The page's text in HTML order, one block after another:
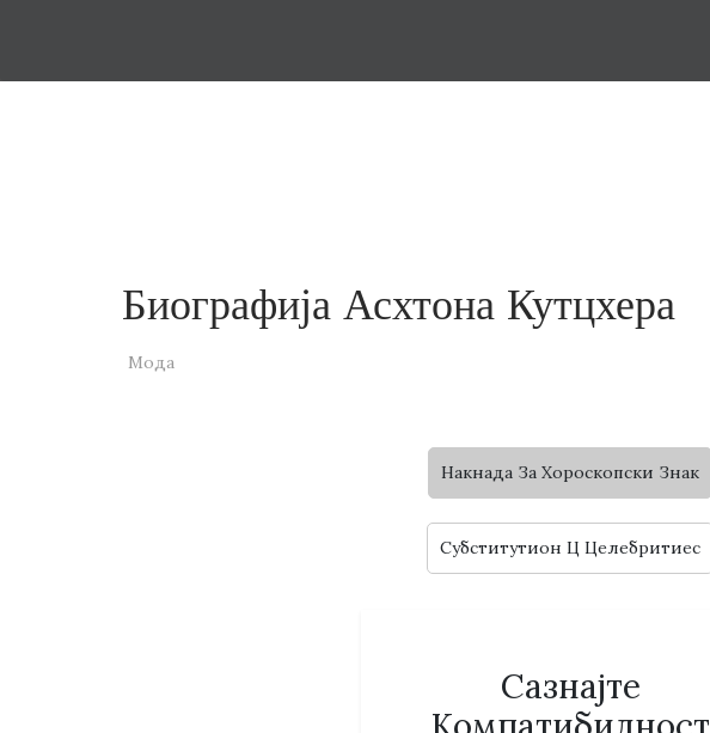
Биографија Асхтона Кутцхера
Мода
Накнада За Хороскопски Знак
Субститутион Ц Целебритиес
Сазнајте